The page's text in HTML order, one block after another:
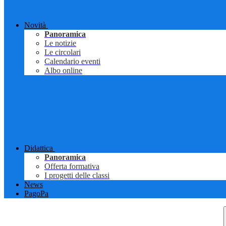
Novità
Panoramica
Le notizie
Le circolari
Calendario eventi
Albo online
Didattica
Panoramica
Offerta formativa
I progetti delle classi
News
PagoPa